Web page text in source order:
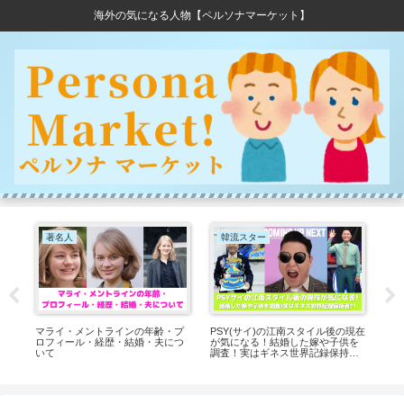
海外の気になる人物【ペルソナマーケット】
著名人
マライ・メントラインの年齢・プ
ロフィール・経歴・結婚・夫につ
いて
韓流スター
PSY(サイ)の江南スタイル後の現在
が気になる！結婚した嫁や子供を
調査！実はギネス世界記録保持